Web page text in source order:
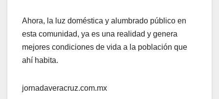
Ahora, la luz doméstica y alumbrado público en
esta comunidad, ya es una realidad y genera
mejores condiciones de vida a la población que
ahí habita.
jornadaveracruz.com.mx